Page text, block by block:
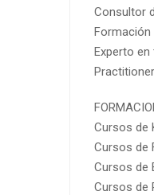
Consultor
Formación
Experto
Cursos de
Cursos de
Cursos de
Cursos de